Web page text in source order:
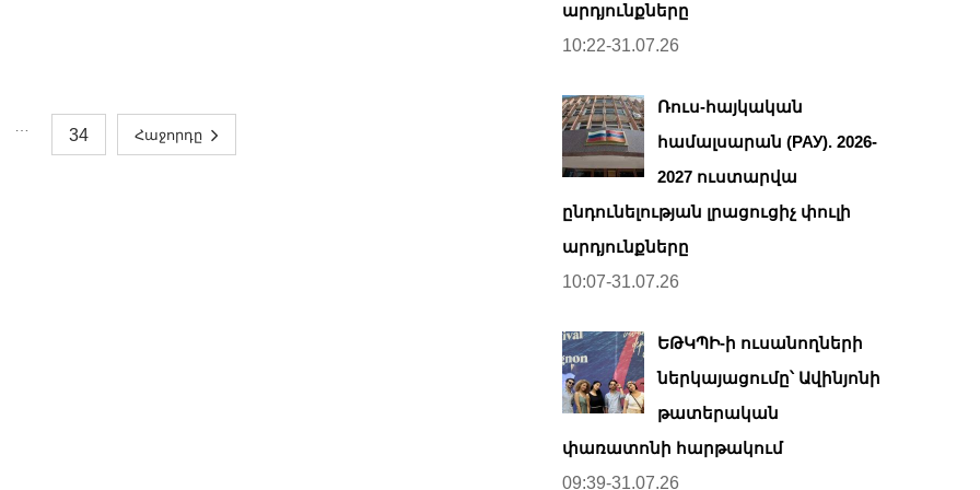
34 Հաջորդը
արդյունքները
10:22-31.07.26
Ռուս-հայկական
համալսարան (РАУ). 2026-
2027 ուստարվա
ընդունելության լրացուցիչ փուլի
արդյունքները
10:07-31.07.26
ԵԹԿՊԻ-ի ուսանողների
ներկայացումը՝ Ավինյոնի
թատերական
փառատոնի հարթակում
09:39-31.07.26